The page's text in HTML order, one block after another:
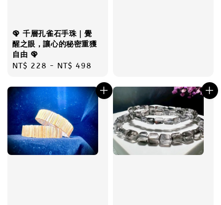
🦚 千層孔雀石手珠｜覺
醒之眼，讓心的秘密重獲
自由 🦚
Regular
NT$ 228 - NT$ 498